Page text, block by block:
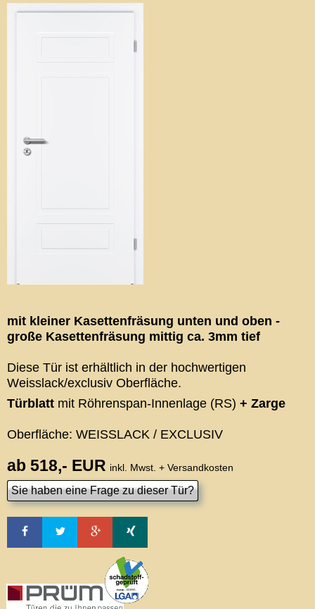
mit kleiner Kasettenfräsung unten und oben -
große Kasettenfräsung mittig ca. 3mm tief
Diese Tür ist erhältlich in der hochwertigen
Weisslack/exclusiv Oberfläche.
Türblatt mit Röhrenspan-Innenlage (RS) + Zarge
Oberfläche: WEISSLACK / EXCLUSIV
ab 518,- EUR inkl. Mwst. + Versandkosten